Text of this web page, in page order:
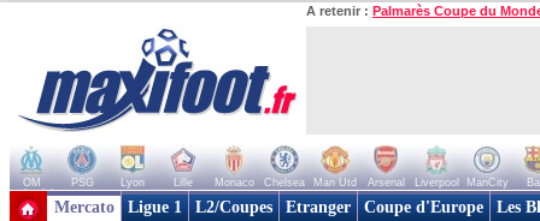
A retenir : Palmarès Coupe du
OM PSG Lyon Lille Monaco Chelsea Man Utd Arsenal Liverpool ManCity
+ de clubs
Mercato Ligue 1 L2/Coupes Etranger Coupe d'Europe Les